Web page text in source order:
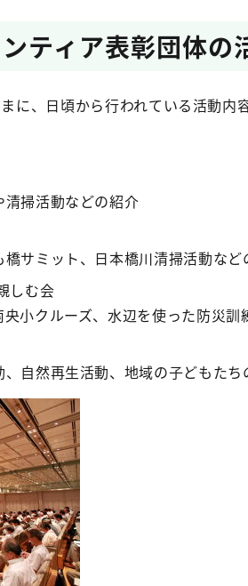
ンティア表彰団体の
に、日頃から行われている活動内
掃活動などの紹介
サミット、日本橋川清掃活動など
しむ会
小クルーズ、水辺を使った防災訓
自然再生活動、地域の子どもた